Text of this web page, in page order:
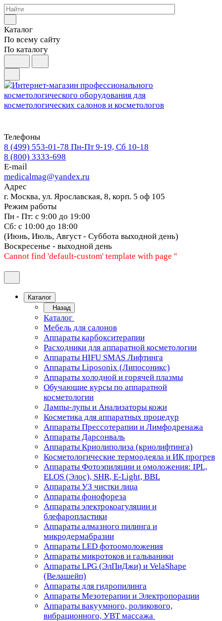
Каталог
По всему сайту
По каталогу
Телефоны
8 (499) 553-01-78 Пн-Пт 9-19, Сб 10-18
8 (800) 3333-698
E-mail
medicalmag@yandex.ru
Адрес
г. Москва, ул. Ярославская, 8, корп. 5 оф 105
Режим работы
Пн - Пт: с 9:00 до 19:00
Сб: с 10:00 до 18:00
(Июнь, Июль, Август - Суббота выходной день)
Воскресенье - выходной день
Cannot find 'default-custom' template with page ''
Каталог
Назад
Каталог
Мебель для салонов
Аппараты карбокситерапии
Расходники для аппаратной косметологии
Аппараты HIFU SMAS Лифтинга
Аппараты Liposonix (Липосоникс)
Аппараты холодной и горячей плазмы
Обучающие курсы по аппаратной
косметологии
Лампы-лупы и Анализаторы кожи
Косметика для аппаратных процедур
Аппараты Прессотерапии и Лимфодренажа
Аппараты Дарсонваль
Аппараты Криолиполиза (криолифтинга)
Косметологические термоодеяла и ИК прогрев
Аппараты Фотоэпиляции и омоложения: IPL,
ELOS (Элос), SHR, E-Light, BBL
Аппараты УЗ чистки лица
Аппараты фонофореза
Аппараты электрокоагуляции и
блефаропластики
Аппараты алмазного пилинга и
микродермабразии
Аппараты LED фотоомоложения
Аппараты микротоков и гальваники
Аппараты LPG (ЭлПиДжи) и VelaShape
(Велашейп)
Аппараты для гидропилинга
Аппараты Мезотерапии и Электропорации
Аппараты вакуумного, роликового,
вибрационного, УВТ массажа